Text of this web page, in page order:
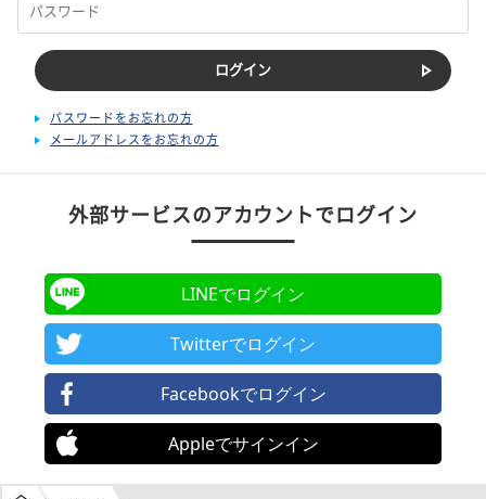
パスワードをお忘れの方
メールアドレスをお忘れの方
外部サービスのアカウントでログイン
LINEでログイン
Twitterでログイン
Facebookでログイン
Appleでサインイン